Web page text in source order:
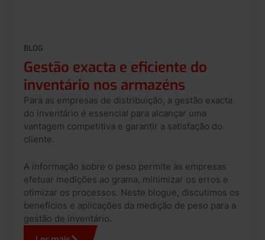
BLOG
Gestão exacta e eficiente do
inventário nos armazéns
Para as empresas de distribuição, a gestão exacta
do inventário é essencial para alcançar uma
vantagem competitiva e garantir a satisfação do
cliente.
A informação sobre o peso permite às empresas
efetuar medições ao grama, minimizar os erros e
otimizar os processos. Neste blogue, discutimos os
benefícios e aplicações da medição de peso para a
gestão de inventário.